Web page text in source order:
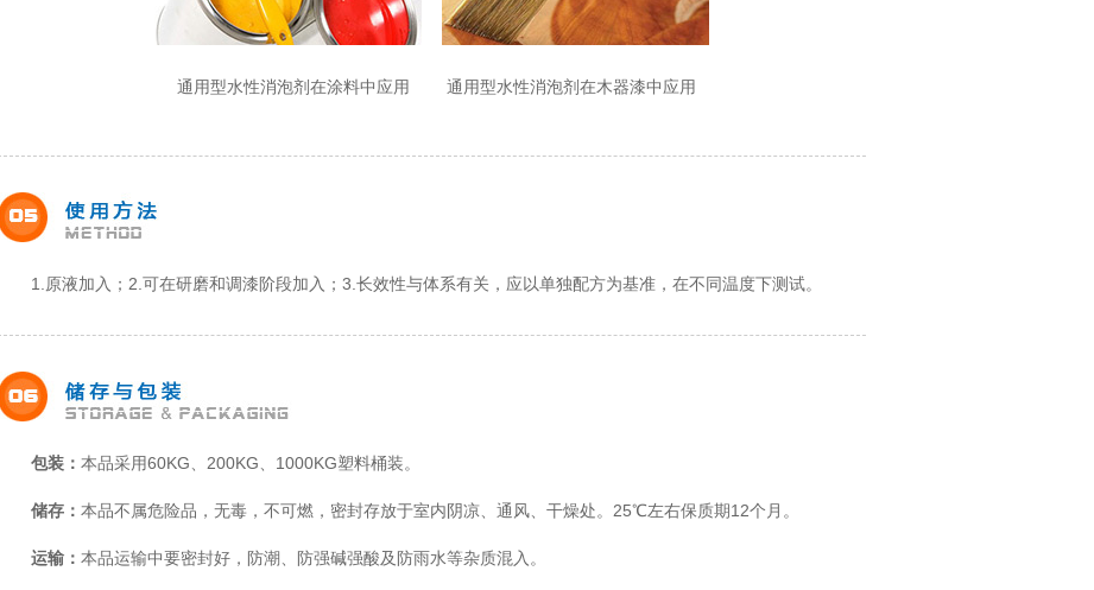
通用型水性消泡剂在涂料中应用 通用型水性消泡剂在木器漆中应用
1.原液加入；2.可在研磨和调漆阶段加入；3.长效性与体系有关，应以单独配方为基准，在不同温度下测试。
包装： 本品采用60KG、200KG、1000KG塑料桶装。
储存： 本品不属危险品，无毒，不可燃，密封存放于室内阴凉、通风、干燥处。25℃左右保质期12个月。
运输： 本品运输中要密封好，防潮、防强碱强酸及防雨水等杂质混入。